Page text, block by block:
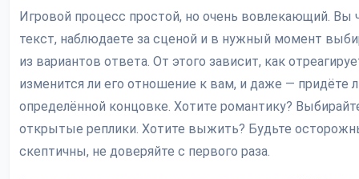
Игровой процесс простой, но очень вовлекающий. Вы
текст, наблюдаете за сценой и в нужный момент
из вариантов ответа. От этого зависит, как
изменится ли его отношение к вам, и даже — придёте
определённой концовке. Хотите романтику?
открытые реплики. Хотите выжить? Будьте
скептичны, не доверяйте с первого раза.